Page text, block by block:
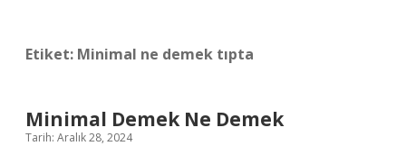
Etiket: Minimal ne demek tıpta
Minimal Demek Ne Demek
Tarih: Aralık 28, 2024